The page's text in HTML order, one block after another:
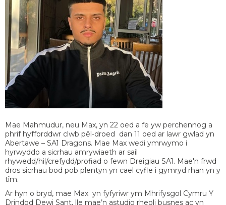
Mae Mahmudur, neu Max, yn 22 oed a fe yw perchennog a
phrif hyfforddwr clwb pêl-droed dan 11 oed ar lawr gwlad yn
Abertawe – SA1 Dragons. Mae Max wedi ymrwymo i
hyrwyddo a sicrhau amrywiaeth ar sail
rhywedd/hil/crefydd/profiad o fewn Dreigiau SA1. Mae'n frwd
dros sicrhau bod pob plentyn yn cael cyfle i gymryd rhan yn y
tîm.
Ar hyn o bryd, mae Max yn fyfyriwr ym Mhrifysgol Cymru Y
Drindod Dewi Sant, lle mae’n astudio rheoli busnes ac yn